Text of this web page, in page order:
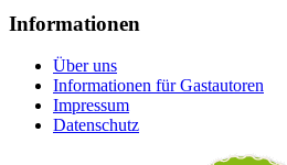
Informationen
Über uns
Informationen für Gastautoren
Impressum
Datenschutz